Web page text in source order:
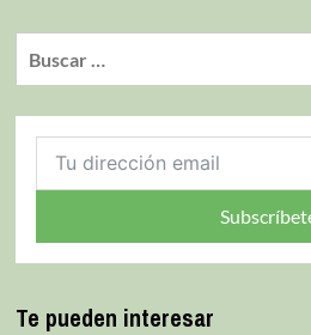
Te pueden interesar